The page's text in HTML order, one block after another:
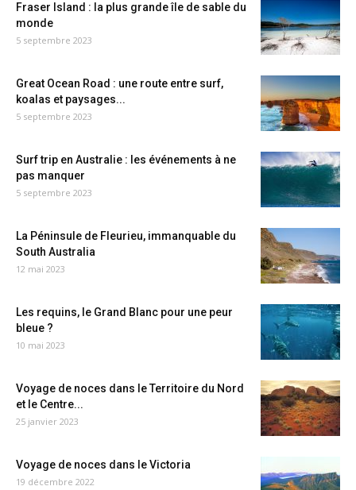
Fraser Island : la plus grande île de sable du
monde
5 septembre 2023
Great Ocean Road : une route entre surf,
koalas et paysages...
5 septembre 2023
Surf trip en Australie : les événements à ne
pas manquer
5 septembre 2023
La Péninsule de Fleurieu, immanquable du
South Australia
12 mai 2023
Les requins, le Grand Blanc pour une peur
bleue ?
10 mai 2023
Voyage de noces dans le Territoire du Nord
et le Centre...
25 janvier 2023
Voyage de noces dans le Victoria
19 décembre 2022